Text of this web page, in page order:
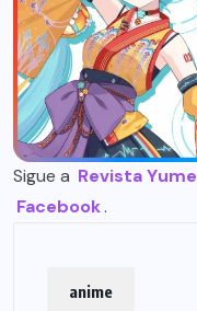
Sigue a Revista Yume
Facebook.
anime